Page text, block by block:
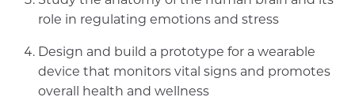
role in regulating emotions and stress
Design and build a prototype for a wearable
device that monitors vital signs and promotes
overall health and wellness